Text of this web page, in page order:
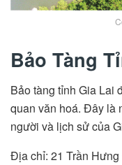
Bảo Tàng
Bảo tàng tỉnh Gia Lai
quan văn hoá. Đây là
người và lịch sử của
Địa chỉ: 21 Trần